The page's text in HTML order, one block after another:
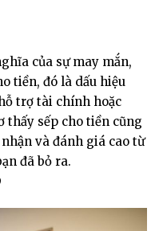
của sự may mắn,
tiền, đó là dấu hiệu
trợ tài chính hoặc
thấy sếp cho tiền cũng
và đánh giá cao từ
đã bỏ ra.